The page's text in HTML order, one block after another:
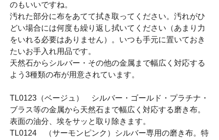
のもいいですね。
汚れた部分に布をあてて拭き取ってください。汚れがひ
どい場合には何度も繰り返し拭いてください（あまり力
をいれる必要はありません）。いつも手元に置いておき
たいお手入れ用品です。
天然石からシルバー・その他の金属まで幅広く対応する
よう3種類の布が用意されています。
TL0123（ベージュ） シルバー・ゴールド・プラチナ・
ブラス等の金属から天然石まで幅広く対応する磨き布。
表面の油分、埃をサッと取り除きます。
TL0124 （サーモンピンク）シルバー専用の磨き布。特